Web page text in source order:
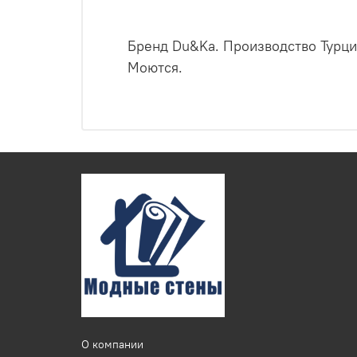
Бренд Du&Ka. Производство
Моются.
О компании